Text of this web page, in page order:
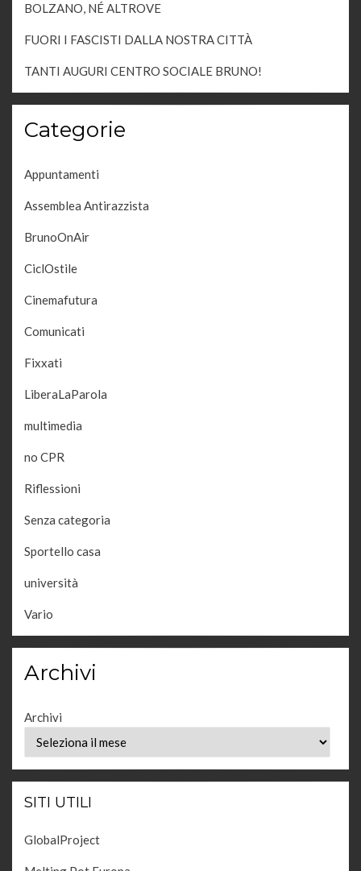
BOLZANO, NÉ ALTROVE
FUORI I FASCISTI DALLA NOSTRA CITTÀ
TANTI AUGURI CENTRO SOCIALE BRUNO!
Categorie
Appuntamenti
Assemblea Antirazzista
BrunoOnAir
CiclOstile
Cinemafutura
Comunicati
Fixxati
LiberaLaParola
multimedia
no CPR
Riflessioni
Senza categoria
Sportello casa
università
Vario
Archivi
Archivi
SITI UTILI
GlobalProject